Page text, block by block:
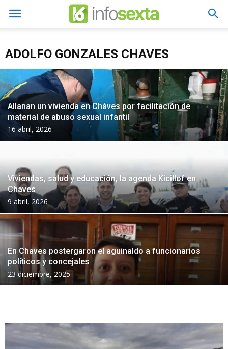
ADOLFO GONZALES CHAVES
Allanan un vivienda en Cháves por facilitación de
material de abuso sexual infantil
16 abril, 2026
Viviendas, salud y educación, la agenda Kicillof en
Chaves
9 abril, 2026
En Chaves postergaron el aguinaldo a funcionarios
políticos y concejales
23 diciembre, 2025